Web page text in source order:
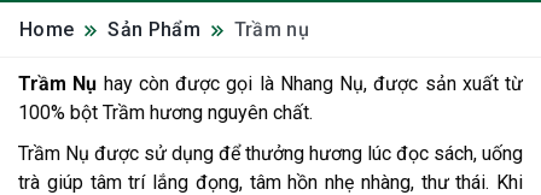
Home Sản Phẩm Trầm nụ
Trầm Nụ hay còn được gọi là Nhang Nụ, được sản xuất từ
100% bột Trầm hương nguyên chất.
Trầm Nụ được sử dụng để thưởng hương lúc đọc sách, uống
trà giúp tâm trí lắng đọng, tâm hồn nhẹ nhàng, thư thái. Khi